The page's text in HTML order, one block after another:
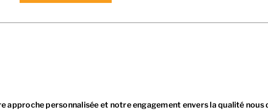
approche personnalisée et notre engagement envers la qualité